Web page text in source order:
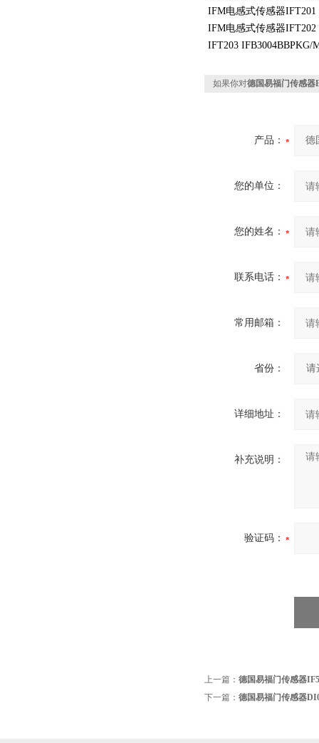
IFM电感式传感器IFT201
IFM电感式传感器IFT202
IFT203 IFB3004BBPKG/
如果你对德国易福门传感器
产品：
您的单位：
您的姓名：
联系电话：
常用邮箱：
省份：
详细地址：
补充说明：
验证码：
上一篇： 德国易福门传感器
下一篇： 德国易福门传感器